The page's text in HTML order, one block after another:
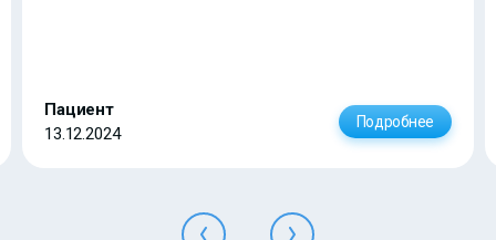
Пациент
13.12.2024
Подробнее